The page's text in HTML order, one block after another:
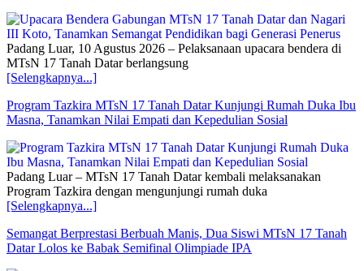
Padang Luar, 10 Agustus 2026 – Pelaksanaan upacara bendera di
MTsN 17 Tanah Datar berlangsung
[Selengkapnya...]
Program Tazkira MTsN 17 Tanah Datar Kunjungi Rumah Duka Ibu
Masna, Tanamkan Nilai Empati dan Kepedulian Sosial
Padang Luar – MTsN 17 Tanah Datar kembali melaksanakan
Program Tazkira dengan mengunjungi rumah duka
[Selengkapnya...]
Semangat Berprestasi Berbuah Manis, Dua Siswi MTsN 17 Tanah
Datar Lolos ke Babak Semifinal Olimpiade IPA